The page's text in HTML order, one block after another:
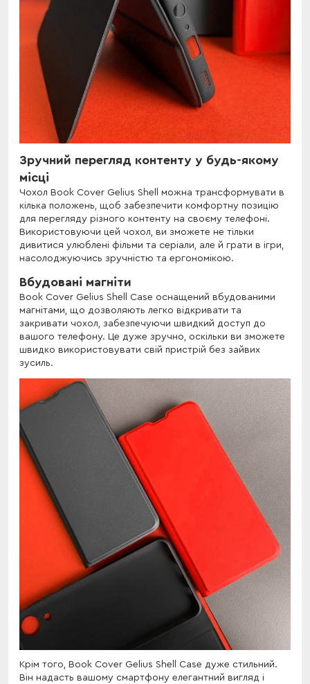
Зручний перегляд контенту у будь-якому
місці
Чохол Book Cover Gelius Shell можна трансформувати в
кілька положень, щоб забезпечити комфортну позицію
для перегляду різного контенту на своєму телефоні.
Використовуючи цей чохол, ви зможете не тільки
дивитися улюблені фільми та серіали, але й грати в ігри,
насолоджуючись зручністю та ергономікою.
Вбудовані магніти
Book Cover Gelius Shell Case оснащений вбудованими
магнітами, що дозволяють легко відкривати та
закривати чохол, забезпечуючи швидкий доступ до
вашого телефону. Це дуже зручно, оскільки ви зможете
швидко використовувати свій пристрій без зайвих
зусиль.
Крім того, Book Cover Gelius Shell Case дуже стильний.
Він надасть вашому смартфону елегантний вигляд і